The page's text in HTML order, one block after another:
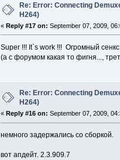
Re: Error: Connecting
H264)
« Reply #17 on: September 07, 2009,
Super !!! It`s work !!! Огромный
(а с форумом какая то фигня...,
Re: Error: Connecting
H264)
« Reply #16 on: September 07, 2009,
немного задержались со сборкой.
вот апдейт. 2.3.909.7